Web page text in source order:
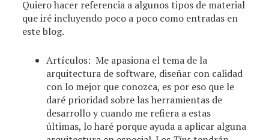
Quiero hacer referencia a algunos tipos de material
que iré incluyendo poco a poco como entradas en
este blog.
Artículos: Me apasiona el tema de la
arquitectura de software, diseñar con calidad
con lo mejor que conozca, es por eso que le
daré prioridad sobre las herramientas de
desarrollo y cuando me refiera a estas
últimas, lo haré porque ayuda a aplicar alguna